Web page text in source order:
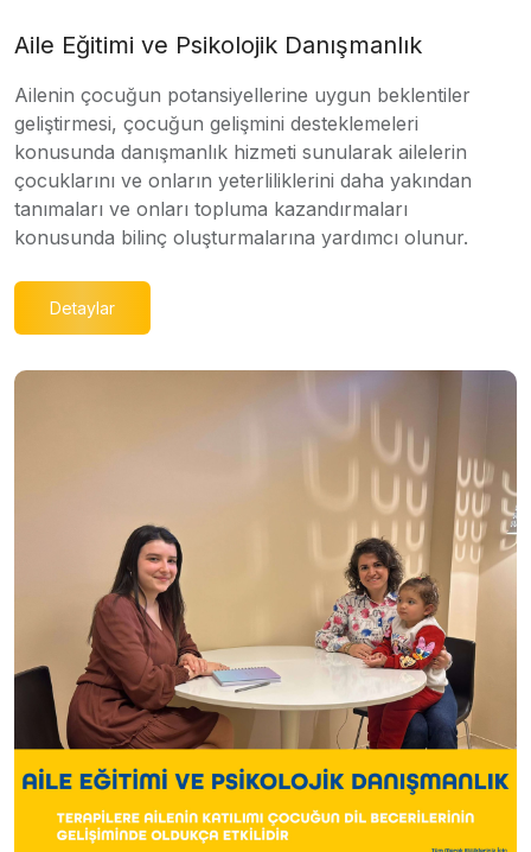
Aile Eğitimi ve Psikolojik Danışmanlık
Ailenin çocuğun potansiyellerine uygun beklentiler
geliştirmesi, çocuğun gelişmini desteklemeleri
konusunda danışmanlık hizmeti sunularak ailelerin
çocuklarını ve onların yeterliliklerini daha yakından
tanımaları ve onları topluma kazandırmaları
konusunda bilinç oluşturmalarına yardımcı olunur.
Detaylar